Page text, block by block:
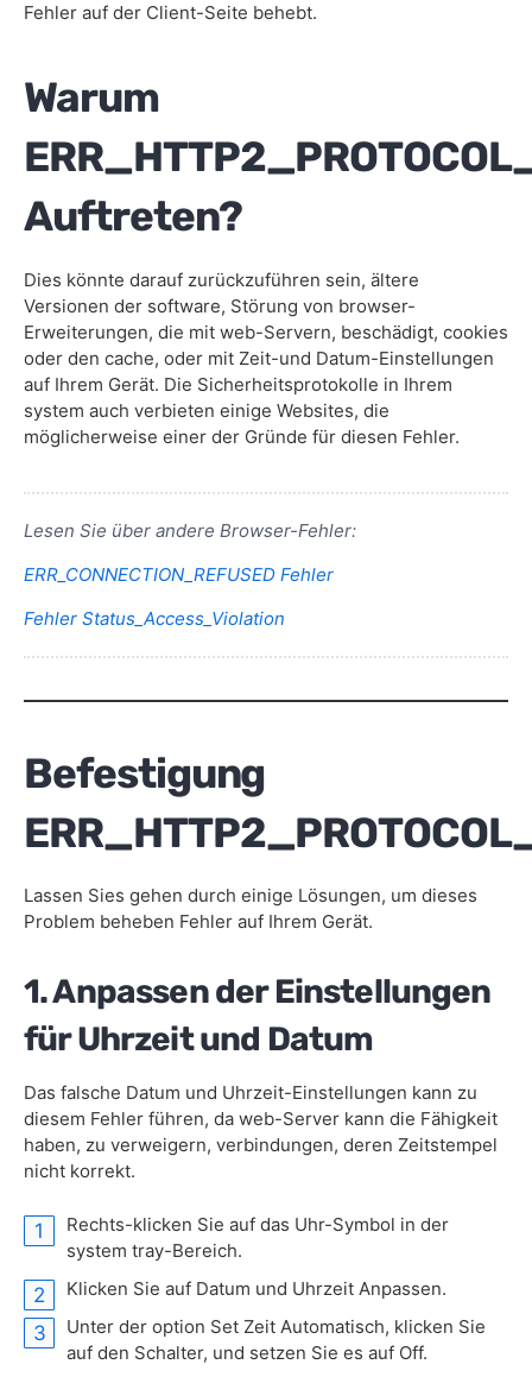
Fehler auf der Client-Seite behebt.
Warum
Auftreten?
Dies könnte darauf zurückzuführen sein, ältere
Versionen der software, Störung von browser-
Erweiterungen, die mit web-Servern, beschädigt, cookies
oder den cache, oder mit Zeit-und Datum-Einstellungen
auf Ihrem Gerät. Die Sicherheitsprotokolle in Ihrem
system auch verbieten einige Websites, die
möglicherweise einer der Gründe für diesen Fehler.
Lesen Sie über andere Browser-Fehler:
ERR_CONNECTION_REFUSED Fehler
Fehler Status_Access_Violation
Befestigung
Lassen Sies gehen durch einige Lösungen, um dieses
Problem beheben Fehler auf Ihrem Gerät.
1. Anpassen der Einstellungen
für Uhrzeit und Datum
Das falsche Datum und Uhrzeit-Einstellungen kann zu
diesem Fehler führen, da web-Server kann die Fähigkeit
haben, zu verweigern, verbindungen, deren Zeitstempel
nicht korrekt.
Rechts-klicken Sie auf das Uhr-Symbol in der
system tray-Bereich.
Klicken Sie auf Datum und Uhrzeit Anpassen.
Unter der option Set Zeit Automatisch, klicken Sie
auf den Schalter, und setzen Sie es auf Off.